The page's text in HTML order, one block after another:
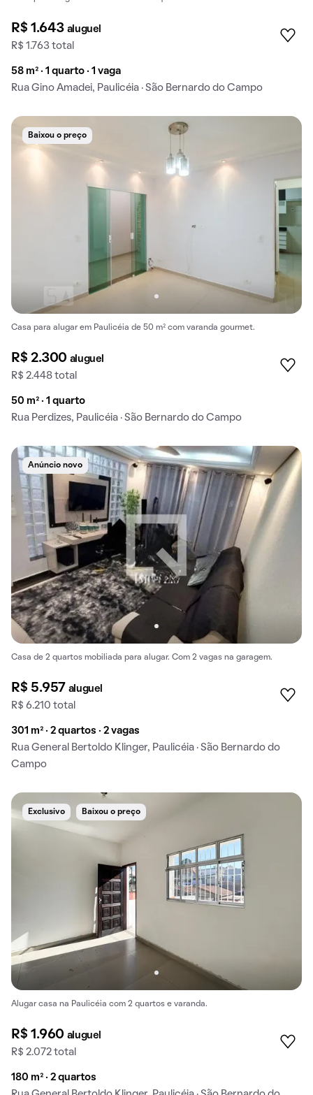
R$ 1.643 aluguel
R$ 1.763 total
58 m² · 1 quarto · 1 vaga
Rua Gino Amadei, Paulicéia · São Bernardo do Campo
Baixou o preço
Casa para alugar em Paulicéia de 50 m² com varanda gourmet.
R$ 2.300 aluguel
R$ 2.448 total
50 m² · 1 quarto
Rua Perdizes, Paulicéia · São Bernardo do Campo
Anúncio novo
Casa de 2 quartos mobiliada para alugar. Com 2 vagas na garagem.
R$ 5.957 aluguel
R$ 6.210 total
301 m² · 2 quartos · 2 vagas
Rua General Bertoldo Klinger, Paulicéia · São Bernardo do
Campo
Exclusivo Baixou o preço
Alugar casa na Paulicéia com 2 quartos e varanda.
R$ 1.960 aluguel
R$ 2.072 total
180 m² · 2 quartos